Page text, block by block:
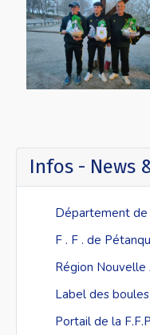
Infos - News
Département de
F . F . de
Région Nouvelle
Label des
Portail de la
Formulaire reprise de
Formulaire mutation